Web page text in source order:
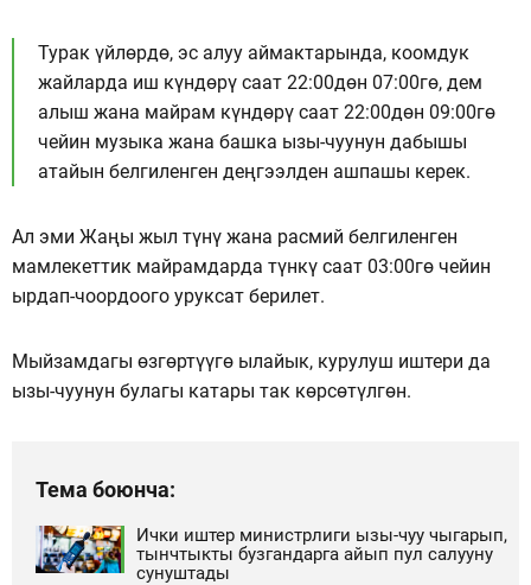
Турак үйлөрдө, эс алуу аймактарында, коомдук
жайларда иш күндөрү саат 22:00дөн 07:00гө, дем
алыш жана майрам күндөрү саат 22:00дөн 09:00гө
чейин музыка жана башка ызы-чуунун дабышы
атайын белгиленген деңгээлден ашпашы керек.
Ал эми Жаңы жыл түнү жана расмий белгиленген
мамлекеттик майрамдарда түнкү саат 03:00гө чейин
ырдап-чоордоого уруксат берилет.
Мыйзамдагы өзгөртүүгө ылайык, курулуш иштери да
ызы-чуунун булагы катары так көрсөтүлгөн.
Тема боюнча:
Ички иштер министрлиги ызы-чуу чыгарып,
тынчтыкты бузгандарга айып пул салууну
сунуштады